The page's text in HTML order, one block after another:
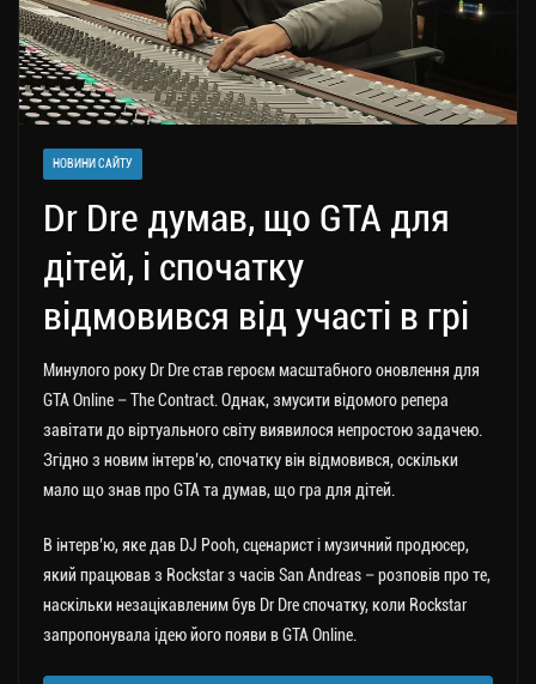
НОВИНИ САЙТУ
Dr Dre думав, що GTA для
дітей, і спочатку
відмовився від участі в грі
Минулого року Dr Dre став героєм масштабного оновлення для
GTA Online – The Contract. Однак, змусити відомого репера
завітати до віртуального світу виявилося непростою задачею.
Згідно з новим інтерв’ю, спочатку він відмовився, оскільки
мало що знав про GTA та думав, що гра для дітей.
В інтерв’ю, яке дав DJ Pooh, сценарист і музичний продюсер,
який працював з Rockstar з часів San Andreas – розповів про те,
наскільки незацікавленим був Dr Dre спочатку, коли Rockstar
запропонувала ідею його появи в GTA Online.